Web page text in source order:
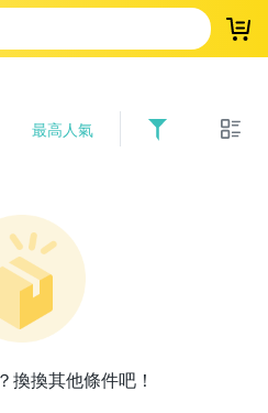
登
最高人氣
換換其他條件吧！